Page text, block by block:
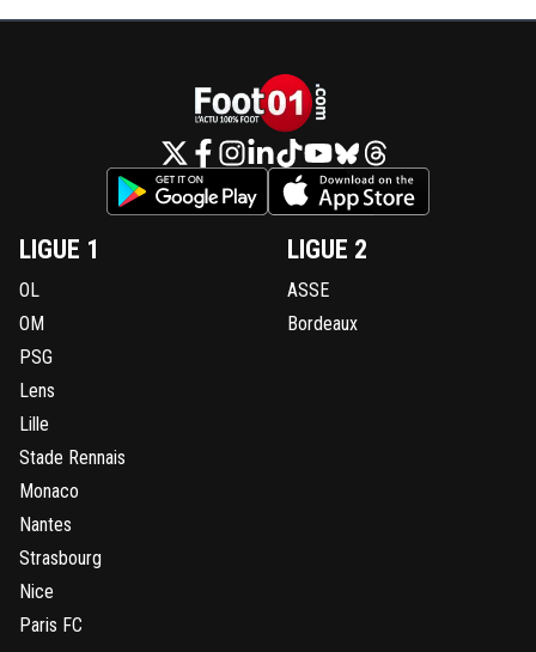
LIGUE 1
OL
OM
PSG
Lens
Lille
Stade Rennais
Monaco
Nantes
Strasbourg
Nice
Paris FC
LIGUE 2
ASSE
Bordeaux